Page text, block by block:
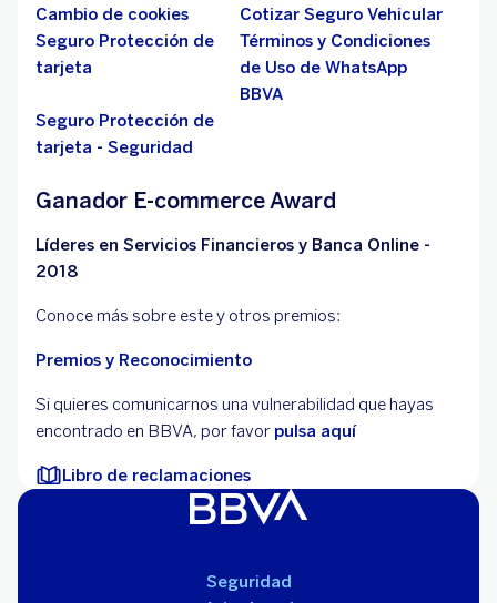
Cambio de cookies
Cotizar Seguro Vehicular
Seguro Protección de
tarjeta
Términos y Condiciones
de Uso de WhatsApp
BBVA
Seguro Protección de
tarjeta - Seguridad
Ganador E-commerce Award
Líderes en Servicios Financieros y Banca Online -
2018
Conoce más sobre este y otros premios:
Premios y Reconocimiento
Si quieres comunicarnos una vulnerabilidad que hayas
encontrado en BBVA, por favor pulsa aquí
Libro de reclamaciones
Seguridad